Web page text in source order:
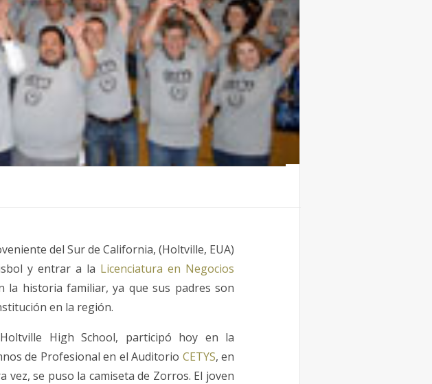
del Sur de California, (Holtville, EUA)
y entrar a la Licenciatura en Negocios
la historia familiar, ya que sus padres son
en la región.
High School, participó hoy en la
de Profesional en el Auditorio CETYS, en
vez, se puso la camiseta de Zorros. El joven